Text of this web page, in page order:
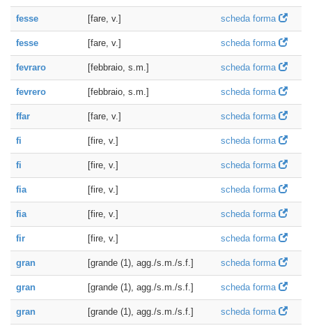
fesse [fare, v.] scheda forma
fesse [fare, v.] scheda forma
fevraro [febbraio, s.m.] scheda forma
fevrero [febbraio, s.m.] scheda forma
ffar [fare, v.] scheda forma
fi [fire, v.] scheda forma
fi [fire, v.] scheda forma
fia [fire, v.] scheda forma
fia [fire, v.] scheda forma
fir [fire, v.] scheda forma
gran [grande (1), agg./s.m./s.f.] scheda forma
gran [grande (1), agg./s.m./s.f.] scheda forma
gran [grande (1), agg./s.m./s.f.] scheda forma